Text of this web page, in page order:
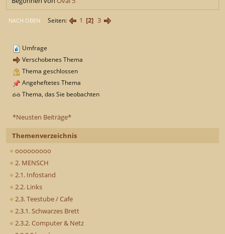
*Neusten Beiträge*
Themenverzeichnis
ooooooooo
2. MENSCH
2.1. Infostand
2.2. Links
2.3. Teestube / Cafe
2.3.1. Schwarzes Brett
2.3.2. Computer & Netz
NACH OBEN Seiten 1 2 3
Umfrage
Verschobenes Thema
Thema geschlossen
Angeheftetes Thema
Thema, das Sie beobachten